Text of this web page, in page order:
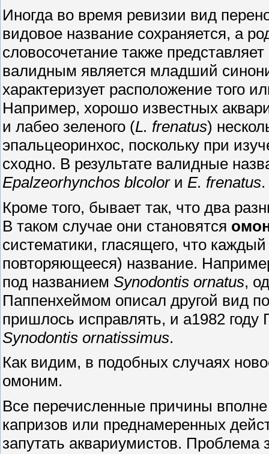
Иногда во время ревизии вид
видовое название сохраняется, а
словосочетание также
валидным является младший
характеризует расположение того
Например, хорошо известных
и лабео зеленого (L. frenatus)
эпальцеоринхос, поскольку при
сходно. В результате валидные
Epalzeorhynchos blcolorи Е. frenatus.
Кроме того, бывает так, что два
В таком случае они становятся
систематики, гласящего, что
повторяющееся) название.
под названием Synodontis ornatus,
Паппенхеймом описал другой вид
пришлось исправлять, и а1982 году
Synodontis ornatissimus.
Как видим, в подобных случаях
омоним.
Все перечисленные причины
капризов или преднамеренных
запутать аквариумистов. Проблема